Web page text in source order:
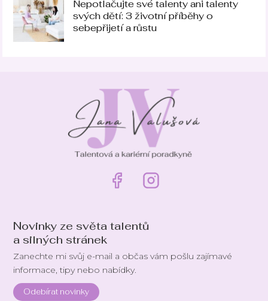
Nepotlačujte své talenty ani talenty
svých dětí: 3 životní příběhy o
sebepřijetí a růstu
Novinky ze světa talentů
a silných stránek
Zanechte mi svůj e-mail a občas vám pošlu zajímavé
informace, tipy nebo nabídky.
Odebírat novinky